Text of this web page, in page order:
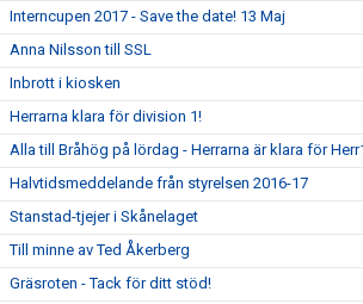
Interncupen 2017 - Save the date! 13 Maj
Anna Nilsson till SSL
Inbrott i kiosken
Herrarna klara för division 1!
Alla till Bråhög på lördag - Herrarna är klara för
Halvtidsmeddelande från styrelsen 2016-17
Stanstad-tjejer i Skånelaget
Till minne av Ted Åkerberg
Gräsroten - Tack för ditt stöd!